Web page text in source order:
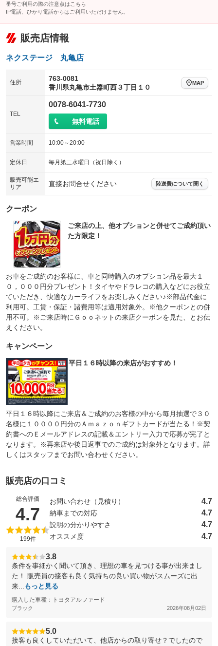
番号ご利用の際の注意点は こちら
IP電話、ひかり電話からはご利用いただけません。
販売店情報
ネクステージ 丸亀店
住所
763-0081
香川県丸亀市土器町西３丁目１０
MAP
TEL
0078-6041-7730
無料電話
営業時間 10:00～20:00
定休日 毎月第三水曜日（祝日除く）
販売可能エ
リア
直接お問合せください 陸送費について聞く
クーポン
ご来店の上、他オプションと併せてご成約頂い
た方限定！
お車をご成約のお客様に、車と同時購入のオプション品を最大１
０，０００円分プレゼント！タイヤやドラレコの購入などにお役立
ていただき、快適なカーライフをお楽しみください♪※部品代金に
利用可。工賃・保証・諸費用等は適用対象外。※他クーポンとの併
用不可。※ご来店時にＧｏｏネットの来店クーポンを見た、とお伝
えください。
キャンペーン
平日１６時以降の来店がおすすめ！
平日１６時以降にご来店＆ご成約のお客様の中から毎月抽選で３０
名様に１００００円分のＡｍａｚｏｎギフトカードが当たる！※契
約書へのＥメールアドレスの記載＆エントリー入力で応募が完了と
なります。※再来店や後日返事でのご成約は対象外となります。詳
しくはスタッフまでお問い合わせください。
販売店の口コミ
総合評価
4.7 （5点満点中）
199件
お問い合わせ（見積り） 4.7
納車までの対応 4.7
説明の分かりやすさ 4.7
オススメ度 4.7
3.8
条件を事細かく聞いて頂き、理想の車を見つける事が出来まし
た！ 販売員の接客も良く気持ちの良い買い物がスムーズに出
来...
もっと見る
購入した車種：トヨタアルファード
ブラック 2026年08月02日
5.0
接客も良くしていただいて、他店からの取り寄せ？でしたので